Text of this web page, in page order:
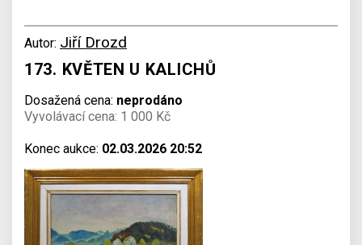
Autor: Jiří Drozd
173. KVĚTEN U KALICHŮ
Dosažená cena: neprodáno
Vyvolávací cena: 1 000 Kč
Konec aukce: 02.03.2026 20:52